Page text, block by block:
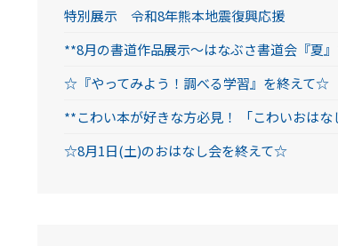
特別展示 令和8年熊本地震復興応援
**8月の書道作品展示～はなぶさ書道会『夏
☆『やってみよう！調べる学習』を終えて☆
**こわい本が好きな方必見！ 「こわいおは
☆8月1日(土)のおはなし会を終えて☆